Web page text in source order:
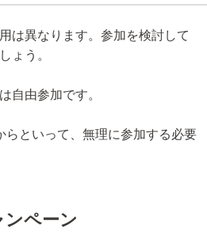
は異なります。参加を検討して
ょう。
自由参加です。
らといって、無理に参加する必要
ンペーン